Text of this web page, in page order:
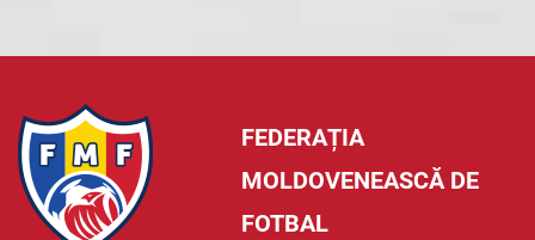
FEDERAȚIA
MOLDOVENEASCĂ DE
FOTBAL